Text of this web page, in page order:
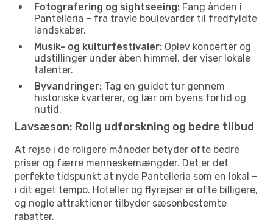
Fotografering og sightseeing: Fang ånden i
Pantelleria – fra travle boulevarder til fredfyldte
landskaber.
Musik- og kulturfestivaler: Oplev koncerter og
udstillinger under åben himmel, der viser lokale
talenter.
Byvandringer: Tag en guidet tur gennem
historiske kvarterer, og lær om byens fortid og
nutid.
Lavsæson: Rolig udforskning og bedre tilbud
At rejse i de roligere måneder betyder ofte bedre
priser og færre menneskemængder. Det er det
perfekte tidspunkt at nyde Pantelleria som en lokal –
i dit eget tempo. Hoteller og flyrejser er ofte billigere,
og nogle attraktioner tilbyder sæsonbestemte
rabatter.